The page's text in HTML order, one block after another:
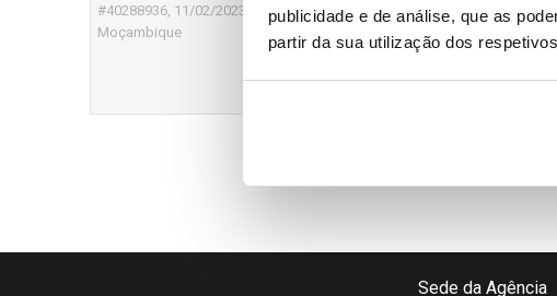
publicidade e de análise, que as
partir da sua utilização dos
#40288936, 11/02/2023 15:36, Maputo,
Moçambique
Sede da Agência